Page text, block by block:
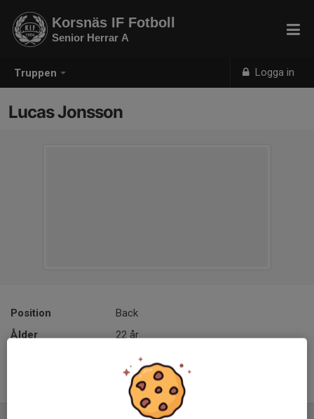
Truppen Logga in
Korsnäs IF Fotboll
Senior Herrar A
Lucas Jonsson
Position
Back
Ålder
22 år